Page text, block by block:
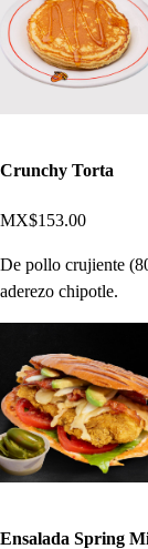
Crunchy Torta
MX$153.00
De pollo crujiente
aderezo chipotle.
Ensalada Spring